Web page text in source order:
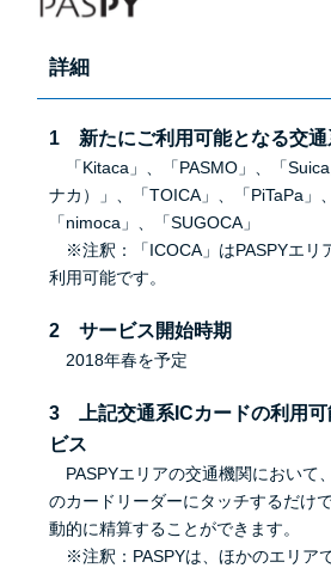
詳細
1 新たにご利用可能となる交通
「Kitaca」、「PASMO」、「
ナカ）」、「TOICA」、「PiTaPa」
「nimoca」、「SUGOCA」
※注釈：「ICOCA」はPASPYエリ
利用可能です。
2 サービス開始時期
2018年春を予定
3 上記交通系ICカードの利用可
ビス
PASPYエリアの交通機関において
のカードリーダーにタッチするだけ
動的に精算することができます。
※注釈：PASPYは、ほかのエリア